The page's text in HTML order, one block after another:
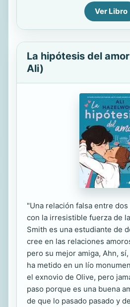
Ver Libro
La hipótesis del
Ali)
"Una relación falsa entre
con la irresistible fuerza de
Smith es una estudiante de
cree en las relaciones
pero su mejor amiga, Ahn,
ha metido en un lío
el exnovio de Olive, pero
paso porque es una buena
de que lo pasado pasado y